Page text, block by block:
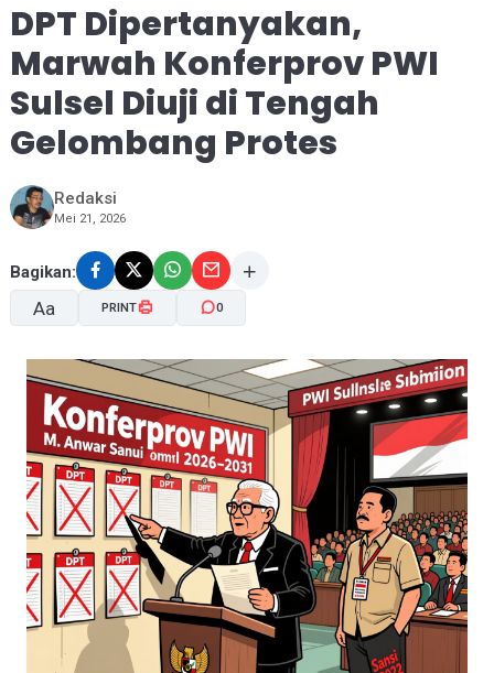
DPT Dipertanyakan,
Marwah Konferprov PWI
Sulsel Diuji di Tengah
Gelombang Protes
Redaksi
Mei 21, 2026
Bagikan:
Aa
A- A+
PRINT 0